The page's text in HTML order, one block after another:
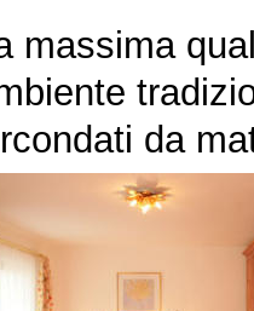
massima
da